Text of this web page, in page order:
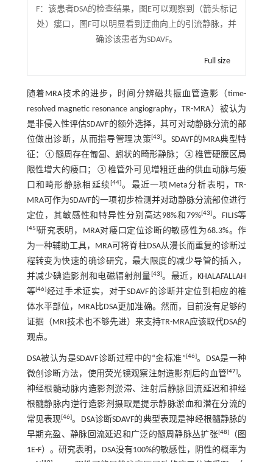
F：该患者DSA的检查结果，图E可以观察到（箭头标记
处）瘘口，图F可以明显看到迂曲向上的引流静脉，并
确诊该患者为SDAVF。
Full size
随着MRA技术的进步，时间分辨磁共振血管造影（time-
resolved magnetic resonance angiography，TR-MRA）被认为
是非侵入性评估SDAVF的额外选择，其可对动静脉分流的部
位做出诊断，从而指导管理决策[43]。SDAVF的MRA典型特
征：①髓周存在匍匐、蚓状的畸形静脉；②椎管硬膜区局
限性增大的瘘口；③椎管外可见增粗迂曲的供血动脉与瘘
口和畸形静脉相延续[44]。最近一项Meta分析表明，TR-
MRA可作为SDAVF的一项初步检测并对动静脉分流部位进行
定位，其敏感性和特异性分别高达98%和79%[43]。FILIS等
[45]研究表明，MRA对瘘口定位诊断的敏感性为68.3%。作
为一种辅助工具，MRA可将脊柱DSA从漫长而重复的诊断过
程转变为快速的确诊研究，最大限度的减少导管的插入，
并减少碘造影剂和电磁辐射剂量[43]。最近，KHALAFALLAH
等[46]经过手术证实，对于SDAVF的诊断并定位到相应的椎
体水平部位，MRA比DSA更加准确。然而，目前没有足够的
证据（MRI技术也不够先进）来支持TR-MRA应该取代DSA的
观点。
DSA被认为是SDAVF诊断过程中的“金标准”[46]。DSA是一种
微创诊断方法，使用荧光镜观察注射造影剂后的血管[47]。
神经根髓动脉内造影剂淤滞、注射后静脉回流延迟和神经
根髓静脉内逆行造影剂摄取是提示静脉淤血和潜在分流的
常见表现[46]。DSA诊断SDAVF的典型表现是神经根髓静脉的
早期充盈、静脉回流延迟和广泛的髓周静脉丛扩张[48]（ 图
1E-F）。研究表明，DSA没有100%的敏感性，阴性的概率为